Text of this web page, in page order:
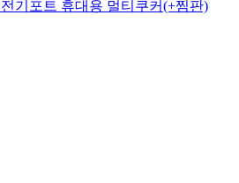
기포트 휴대용 멀티쿠커(+찜판)